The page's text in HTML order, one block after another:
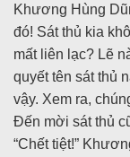
Khương Hùng
đó! Sát thủ kia
mất liên lạc? Lẽ
quyết tên sát thủ
vậy. Xem ra,
Đến mời sát thủ
“Chết tiệt!”